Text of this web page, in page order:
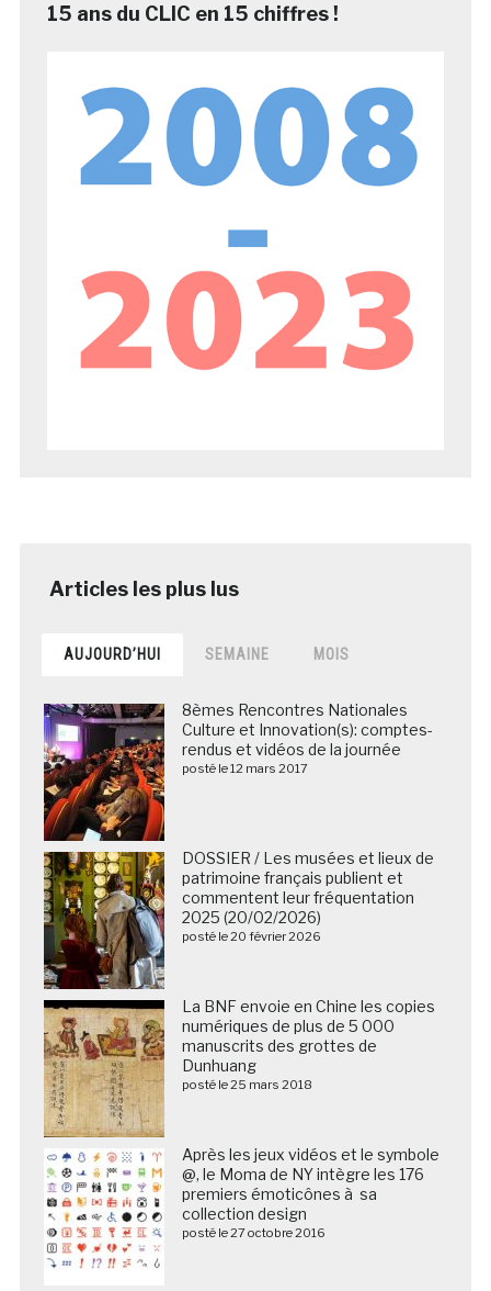
15 ans du CLIC en 15 chiffres !
AUJOURD’HUI SEMAINE MOIS
8èmes Rencontres Nationales
Culture et Innovation(s): comptes-
rendus et vidéos de la journée
posté le 12 mars 2017
DOSSIER / Les musées et lieux de
patrimoine français publient et
commentent leur fréquentation
2025 (20/02/2026)
posté le 20 février 2026
La BNF envoie en Chine les copies
numériques de plus de 5 000
manuscrits des grottes de
Dunhuang
posté le 25 mars 2018
Après les jeux vidéos et le symbole
@, le Moma de NY intègre les 176
premiers émoticônes à sa
collection design
posté le 27 octobre 2016